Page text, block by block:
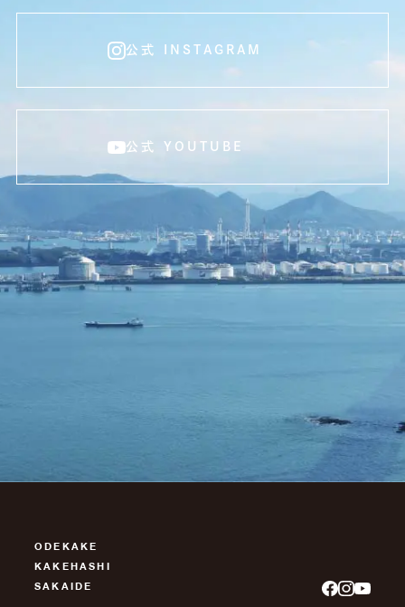
公式 INSTAGRAM
公式 YOUTUBE
ODEKAKE
KAKEHASHI
SAKAIDE